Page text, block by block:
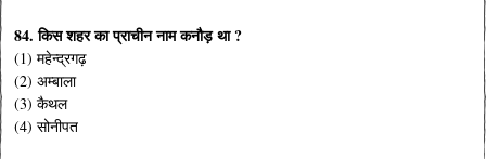
84. किस शहर का प्राचीन नाम कनौड़ था ?
(1) महेन्द्रगढ़
(2) अम्बाला
(3) कैथल
(4) सोनीपत